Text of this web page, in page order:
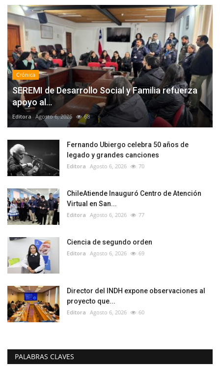
Crónica
SEREMI de Desarrollo Social y Familia refuerza
apoyo al...
Editora Agosto 6, 2026 68
Fernando Ubiergo celebra 50 años de
legado y grandes canciones
Editora Agosto 6, 2026 70
ChileAtiende Inauguró Centro de Atención
Virtual en San...
Editora Agosto 6, 2026 77
Ciencia de segundo orden
Editora Agosto 6, 2026 69
Director del INDH expone observaciones al
proyecto que...
Editora Agosto 6, 2026 60
PALABRAS CLAVES